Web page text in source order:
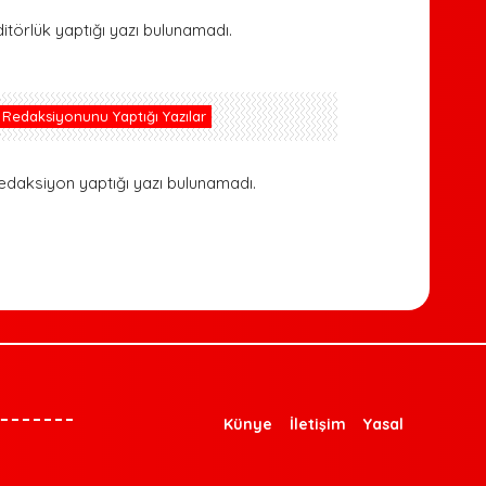
yaptığı yazı bulunamadı.
Redaksiyonunu Yaptığı Yazılar
yaptığı yazı bulunamadı.
Künye İletişim Yasal